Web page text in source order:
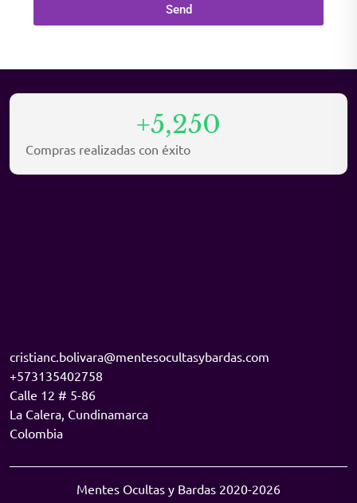
Send
+5,250
Compras realizadas con éxito
cristianc.bolivara@mentesocultasybardas.com
+573135402758
Calle 12 # 5-86
La Calera, Cundinamarca
Colombia
Mentes Ocultas y Bardas 2020-2026